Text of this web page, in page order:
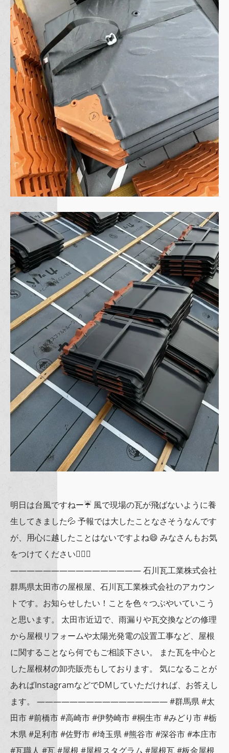
明日は台風ですねー☔️ 風で現場の瓦が飛ばないように養
生してきました💦 予報では大したことなさそうなんです
が、用心に越したことはないですよね😄 みなさんもお気
をつけてください🙇🏻‍♂️
———————————————— 石川瓦工業株式会社
群馬県太田市の屋根屋、石川瓦工業株式会社のアカウン
トです。お知らせしたい！ことを色々つぶやいていこう
と思います。 太田市近辺で、雨漏りや瓦交換などの修理
から屋根リフォームや太陽光発電の設置工事など、屋根
に関することなら何でもご相談下さい。 また瓦を中心と
した屋根材の卸売販売もしております。 気になることが
あればInstagramなどでDMしていただければ、お答えし
ます。 ———————————————— #群馬県 #太
田市 #前橋市 #高崎市 #伊勢崎市 #桐生市 #みどり市 #栃
木県 #足利市 #佐野市 #埼玉県 #熊谷市 #深谷市 #本庄市
#瓦職人 #瓦 #屋根 #屋根スタグラム #屋根瓦 #板金屋根